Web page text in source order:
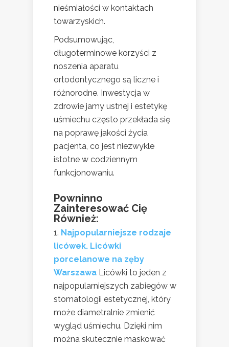
nieśmiałości w kontaktach
towarzyskich.
Podsumowując,
długoterminowe korzyści z
noszenia aparatu
ortodontycznego są liczne i
różnorodne. Inwestycja w
zdrowie jamy ustnej i estetykę
uśmiechu często przekłada się
na poprawę jakości życia
pacjenta, co jest niezwykle
istotne w codziennym
funkcjonowaniu.
Powninno
Zainteresować Cię
Również:
Najpopularniejsze rodzaje
licówek. Licówki
porcelanowe na zęby
Warszawa Licówki to jeden z
najpopularniejszych zabiegów w
stomatologii estetycznej, który
może diametralnie zmienić
wygląd uśmiechu. Dzięki nim
można skutecznie maskować